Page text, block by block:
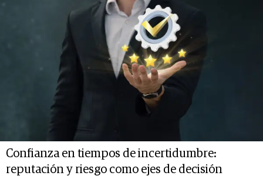
Confianza en tiempos de incertidumbre:
reputación y riesgo como ejes de decisión